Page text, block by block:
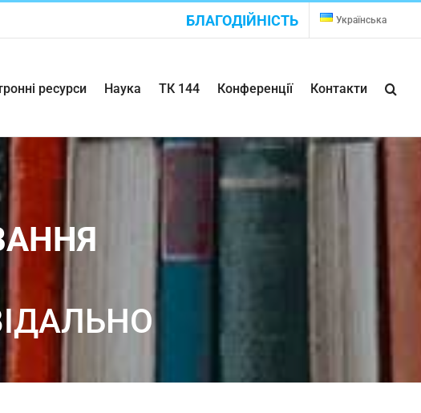
БЛАГОДІЙНІСТЬ Українська
ресурси Наука ТК 144 Конференції Контакти